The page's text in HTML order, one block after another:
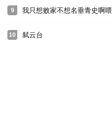
9 我只想败家不想名垂青史啊喂
10 弑云台